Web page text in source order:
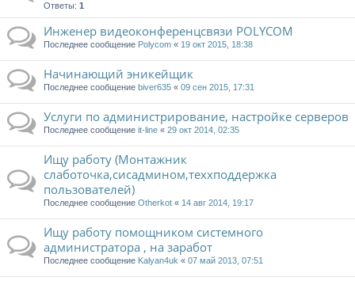
Ответы: 1
Инженер видеоконференцсвязи POLYCOM
Последнее сообщение Polycom « 19 окт 2015, 18:38
Начинающий эникейщик
Последнее сообщение biver635 « 09 сен 2015, 17:31
Услуги по администрирование, настройке серверов
Последнее сообщение it-line « 29 окт 2014, 02:35
Ищу работу (Монтажник
слаботочка,сисадмином,теххподдержка
пользователей)
Последнее сообщение Otherkot « 14 авг 2014, 19:17
Ищу работу помощником системного
администратора , на заработ
Последнее сообщение Kalyan4uk « 07 май 2013, 07:51